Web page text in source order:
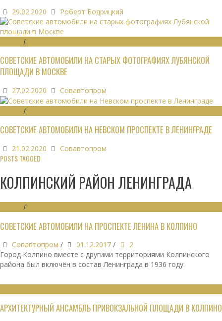
29.02.2020 Роберт Бодрицкий
/
СОВЕТСКИЕ АВТОМОБИЛИ НА СТАРЫХ ФОТОГРАФИЯХ ЛУБЯНСКОЙ
ПЛОЩАДИ В МОСКВЕ
27.02.2020 Совавтопром
/
СОВЕТСКИЕ АВТОМОБИЛИ НА НЕВСКОМ ПРОСПЕКТЕ В ЛЕНИНГРАДЕ
21.02.2020 Совавтопром
POSTS TAGGED
КОЛПИНСКИЙ РАЙОН ЛЕНИНГРАДА
/
СОВЕТСКИЕ АВТОМОБИЛИ НА ПРОСПЕКТЕ ЛЕНИНА В КОЛПИНО
Совавтопром / 01.12.2017 /
2
Город Колпино вместе с другими территориями Колпинского
района был включён в состав Ленинграда в 1936 году.
АРХИТЕКТУРНЫЙ АНСАМБЛЬ ПРИВОКЗАЛЬНОЙ ПЛОЩАДИ В КОЛПИНО